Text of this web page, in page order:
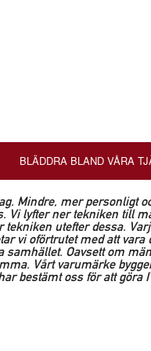
BLÄDDRA BLAND VÅRA
Mindre, mer personligt
Vi lyfter ner tekniken till
tekniken utefter dessa.
vi oförtrutet med att
samhället. Oavsett om
Vårt varumärke
bestämt oss för att göra